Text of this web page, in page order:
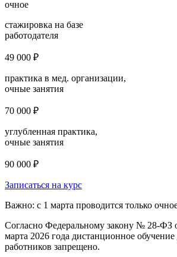
очное
стажировка на базе
работодателя
49 000 ₽
практика в мед. организации,
очные занятия
70 000 ₽
углубленная практика,
очные занятия
90 000 ₽
Записаться на курс
Важно: с 1 марта проводится только
Согласно Федеральному закону № 28-ФЗ
марта 2026 года дистанционное
работников запрещено.